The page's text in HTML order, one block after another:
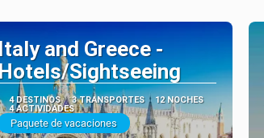
Italy and Greece -
Hotels/Sightseeing
4 DESTINOS 3 TRANSPORTES
12 NOCHES
4 ACTIVIDADES
Paquete de vacaciones